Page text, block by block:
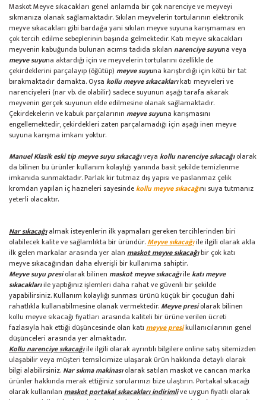
Maskot Meyve sıkacakları genel anlamda bir çok narenciye ve meyveyi
sıkmanıza olanak sağlamaktadır. Sıkılan meyvelerin tortularının elektronik
meyve sıkacakları gibi bardağa yani sıkılan meyve suyuna karışmaması en
çok tercih edilme sebeplerinin başında gelmektedir. Katı meyve sıkacakları
meyvenin kabuğunda bulunan acımsı tadıda sıkılan narenciye suyuna veya
meyve suyuna aktardığı için ve meyvelerin tortularını özellikle de
çekirdeklerini parçalayıp (öğütüp) meyve suyuna karıştırdığı için kötü bir tat
bırakmaktadır damakta. Oysa kollu meyve sıkacaklarıkatı meyveleri ve
narenciyeleri (nar vb. de olabilir) sadece suyunun aşağı tarafa akarak
meyvenin gerçek suyunun elde edilmesine olanak sağlamaktadır.
Çekirdekelerin ve kabuk parçalarının meyve suyuna karışmasını
engellemektedir, çekirdekleri zaten parçalamadığı için aşağı inen meyve
suyuna karışma imkanı yoktur.
Manuel Klasik eski tip meyve suyu sıkacağıveya kollu narenciye sıkacağıolarak
da bilinen bu ürünler kullanım kolaylığı yanında basit şekilde temizlenme
imkanıda sunmaktadır. Parlak kir tutmaz dış yapısı ve paslanmaz çelik
kromdan yapılan iç hazneleri sayesindekollu meyve sıkacağını suya tutmanız
yeterli olacaktır.
Nar sıkacağıalmak isteyenlerin ilk yapmaları gereken tercihlerinden biri
olabilecek kalite ve sağlamlıkta bir üründür.Meyve sıkacağıile ilgili olarak akla
ilk gelen markalar arasında yer alan maskot meyve sıkacağıbir çok katı
meyve sıkacağından daha elverişli bir kullanıma sahiptir.
Meyve suyu presiolarak bilinen maskot meyve sıkacağıilekatı meyve
sıkacaklarıile yaptığınız işlemleri daha rahat ve güvenli bir şekilde
yapabilirsiniz. Kullanım kolaylığı sunması ürünü küçük bir çocuğun dahi
rahatlıkla kullanabilmesine olanak vermektedir. Meyve presiolarak bilinen
kollu meyve sıkacağı fiyatları arasında kaliteli bir ürüne verilen ücreti
fazlasıyla hak ettiği düşüncesinde olan katı meyve presikullanıcılarının genel
düşünceleri arasında yer almaktadır.
Kollu narenciye sıkacağıile ilgili olarak ayrıntılı bilgilere online satış sitemizden
ulaşabilir veya müşteri temsilcimize ulaşarak ürün hakkında detaylı olarak
bilgi alabilirsiniz. Nar sıkma makinasıolarak satılan maskot ve cancan marka
ürünler hakkında merak ettiğiniz sorularınızı bize ulaştırın. Portakal sıkacağı
olarak kullanılan maskot portakal sıkacakları indirimlive uygun fiyatlı olarak